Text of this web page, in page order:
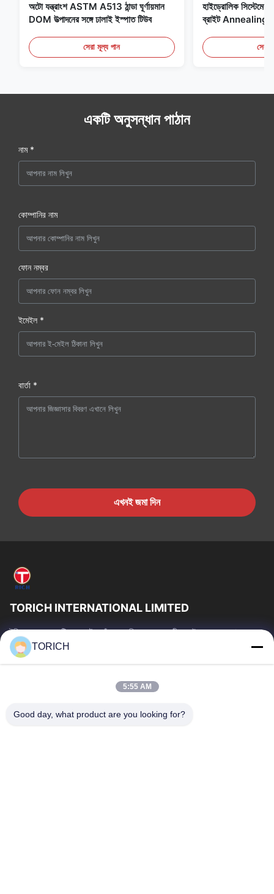
অটো যন্ত্রাংশ ASTM A513 ঠান্ডা ঘূর্ণায়মান
DOM উত্পাদনের সঙ্গে ঢালাই ইস্পাত টিউব
সেরা মূল্য পান
হাইড্রোলিক সিস্টেমের
ব্রাইট Annealing
সেরা
একটি অনুসন্ধান পাঠান
নাম *
কোম্পানির নাম
ফোন নম্বর
ইমেইল *
বার্তা *
এখনই জমা দিন
TORICH INTERNATIONAL LIMITED
টরিচ গ্রুপ হল একটি ওয়ান-স্টপ কাঁচামাল পরিষেবা প্রদানকারী যার উৎপাদন, গবেষণা ও
উন্নয়ন, ট্রেডিং, গুদামজাতকরণ এবং কাস্টমাইজড প্রক্রিয়াকরণে 30...
গুরুত্বপূর্ণ সংযোগ
পণ্য
কারখানা ভ্রমণ
মান নিয়ন্ত্রণ
TORICH
5:55 AM
Good day, what product are you looking for?